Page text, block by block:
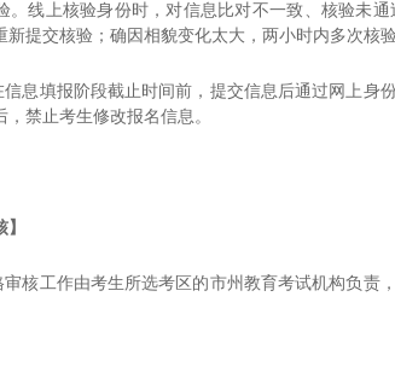
。线上核验身份时，对信息比对不一致、核验未
新提交核验；确因相貌变化太大，两小时内多次核
信息填报阶段截止时间前，提交信息后通过网上身
禁止考生修改报名信息。
审核工作由考生所选考区的市州教育考试机构负责